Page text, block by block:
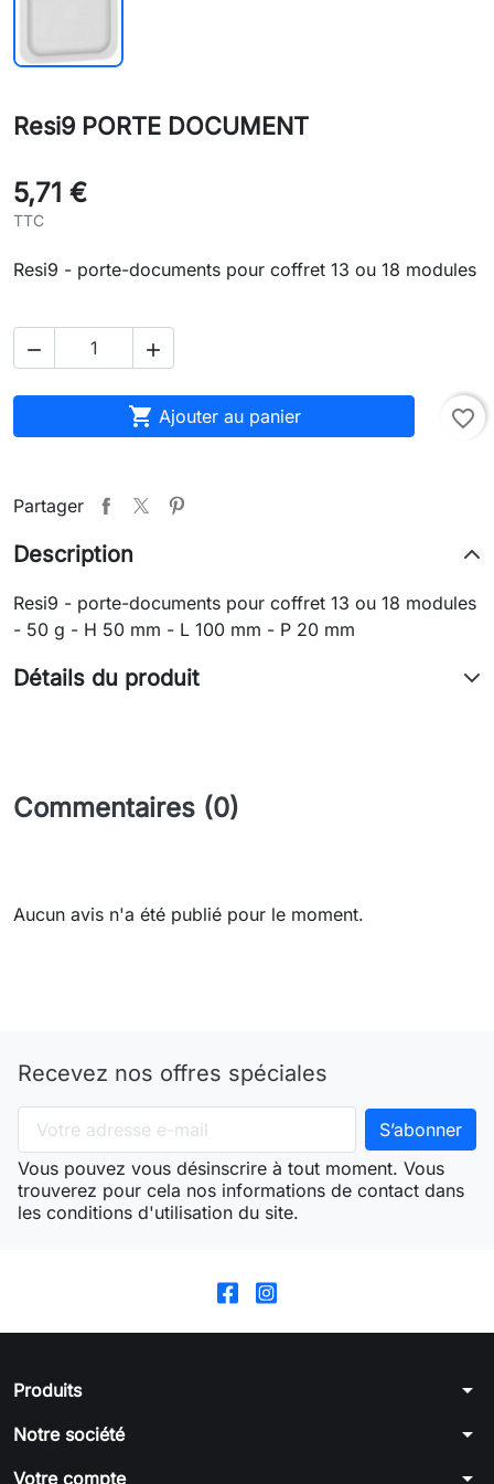
Resi9 PORTE DOCUMENT
5,71 €
TTC
Resi9 - porte-documents pour coffret 13 ou 18 modules
 
 Ajouter au panier favorite_border
Partager
Description
Resi9 - porte-documents pour coffret 13 ou 18 modules
- 50 g - H 50 mm - L 100 mm - P 20 mm
Détails du produit
Commentaires (0)
Aucun avis n'a été publié pour le moment.
Recevez nos offres spéciales
Vous pouvez vous désinscrire à tout moment. Vous
trouverez pour cela nos informations de contact dans
les conditions d'utilisation du site.
Produits arrow_drop_down
Notre société arrow_drop_down
Votre compte arrow_drop_down